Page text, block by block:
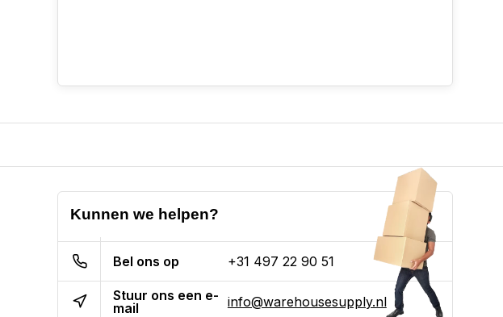
Kunnen we helpen?
Bel ons op +31 497 22 90 51
Stuur ons een e-
mail
info@warehousesupply.nl